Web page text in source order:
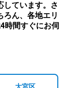
しています。さ
ろん、各地エリ
時間すぐにお伺